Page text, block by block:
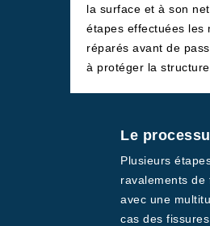
la surface et à son
étapes effectuées les
réparés avant de
à protéger la structure.
Le
Plusieurs
ravalements
avec une
cas des